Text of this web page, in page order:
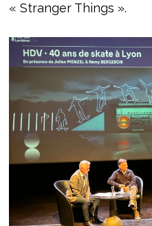
« Stranger Things ».